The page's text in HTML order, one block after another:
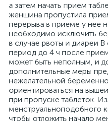
а затем начать прием
женщина пропустила
перерыва в приеме у нее
необходимо исключить
в случае рвоты и диареи
период до 4 ч после
может быть неполным, и
дополнительные меры
нежелательной
ориентироваться на
при пропуске таблеток.
менструальноподобного
чтобы отложить начало